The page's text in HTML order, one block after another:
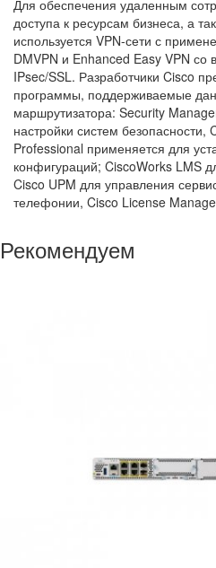
Для обеспечения удаленным
доступа к ресурсам бизнеса, а
используется VPN-сети с
DMVPN и Enhanced Easy VPN
IPsec/SSL. Разработчики Cisco
программы, поддерживаемые
маршрутизатора: Security
настройки систем безопасности,
Professional применяется для
конфигураций; CiscoWorks LMS
Cisco UPM для управления
телефонии, Cisco License
Рекомендуем